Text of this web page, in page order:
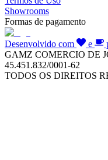
Showrooms
Formas de pagamento
Desenvolvido com e
GAMZ COMERCIO DE
45.451.832/0001-62
TODOS OS DIREITOS